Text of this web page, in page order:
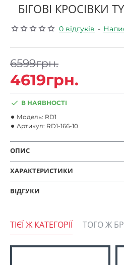
БІГОВІ КРОСІВКИ
0 відгуків -
4619грн.
6599грн.
В НАЯВНОСТІ
Модель: RD1
Артикул: RD1-166-10
ОПИС
ХАРАКТЕРИСТИКИ
ВІДГУКИ
ТІЄЇ Ж КАТЕГОРІЇ ТОГО Ж